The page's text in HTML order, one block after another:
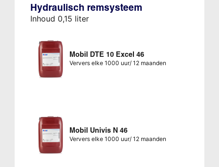
Hydraulisch remsysteem
Inhoud 0,15 liter
Mobil DTE 10 Excel 46
Ververs elke 1000 uur/ 12 maanden
Mobil Univis N 46
Ververs elke 1000 uur/ 12 maanden